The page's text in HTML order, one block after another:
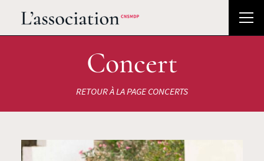
Concert
RETOUR À LA PAGE CONCERTS